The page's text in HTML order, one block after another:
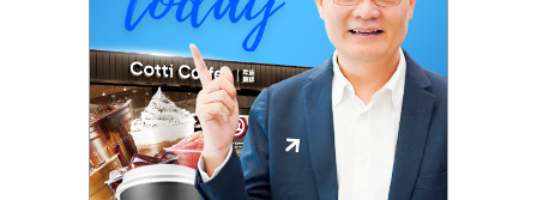
ปรึกษา
การ